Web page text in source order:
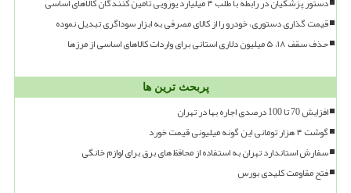
قیمت گذاری دستوری، خودرو را از کالای مصرفی به ابزار سوداگری تبدیل نموده
حذف سقف ۱۸، ۵ میلیون دلاری استانی برای واردات کالاهای اساسی از مرزها
پربحث ترین ها
افزایش 70 تا 100 درصدی اجاره بها در تهران
گوشت ۴ هزار تومانی این گونه میلیونی قیمت خورد
سفارش استاندارد تهران به استفاده از محافظ های برق برای لوازم خانگی
فتح مقاومت کلیدی بورس